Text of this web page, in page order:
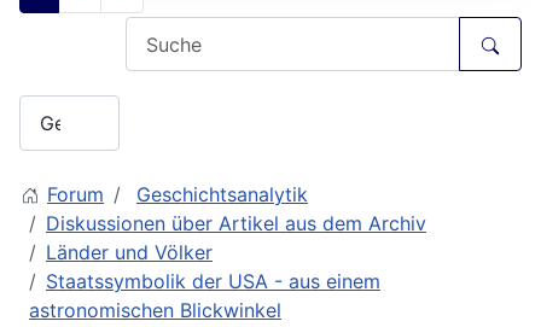
Forum
Geschichtsanalytik
Diskussionen über Artikel aus dem Archiv
Länder und Völker
Staatssymbolik der USA - aus einem
astronomischen Blickwinkel